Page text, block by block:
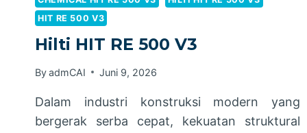
HIT RE 500 V3
Hilti HIT RE 500 V3
ByadmCAI Juni 9, 2026
Dalam industri konstruksi modern yang
bergerak serba cepat, kekuatan struktural